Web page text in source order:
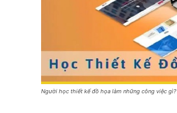
Người học thiết kế đồ họa làm những công việc gì?